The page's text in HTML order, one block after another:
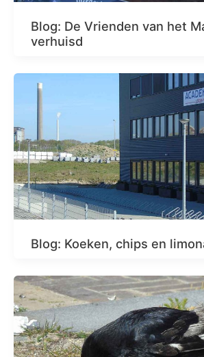
Blog: De Vrienden van het
verhuisd
Blog: Koeken, chips en